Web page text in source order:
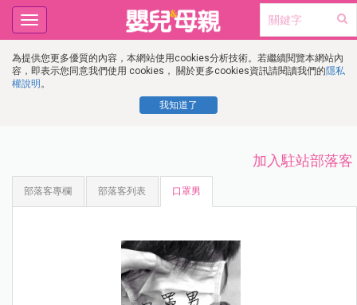
為提供您更多優質的內容，本網站使用cookies分析技術。若繼續閱覽本網站內
容，即表示您同意我們使用 cookies， 關於更多cookies資訊請閱讀我們的隱私
權說明 。
我知道了
Toggle
navigation
加入駐站部落客
部落客專欄 部落客列表 口罩男